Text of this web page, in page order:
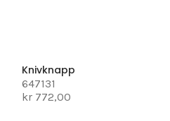
Knivknapp
647131
kr 772,00